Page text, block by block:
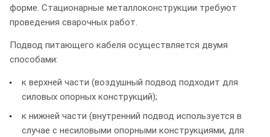
форме. Стационарные металлоконструкции требуют
проведения сварочных работ.
Подвод питающего кабеля осуществляется двумя
способами:
к верхней части (воздушный подвод подходит для
силовых опорных конструкций);
к нижней части (внутренний подвод используется в
случае с несиловыми опорными конструкциями, для